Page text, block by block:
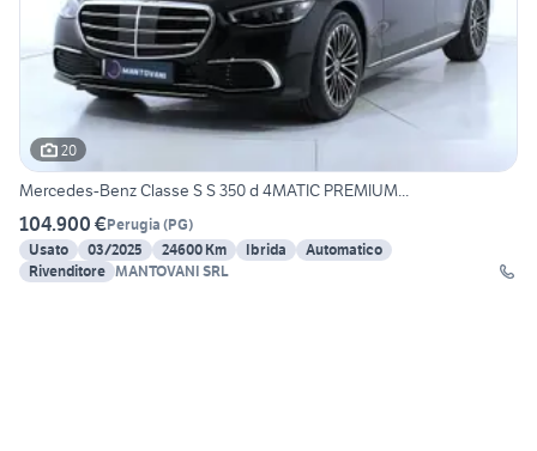
20
Mercedes-Benz Classe S S 350 d 4MATIC PREMIUM...
104.900 €Perugia (PG)
Usato
03/2025 24600 Km Ibrida
Automatico
Rivenditore MANTOVANI SRL